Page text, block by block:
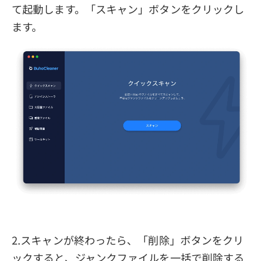
て起動します。「スキャン」ボタンをクリックし
ます。
2.スキャンが終わったら、「削除」ボタンをクリ
ックすると、ジャンクファイルを一括で削除する